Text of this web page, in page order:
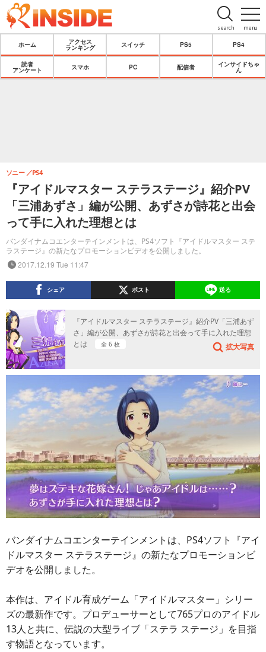
menu
search
ホーム
アクセス
ランキング
スイッチ PS5 PS4
読者
アンケート
スマホ PC 配信者
インサイドちゃ
ん
『アイドルマスター ステラステージ』紹介PV
「三浦あずさ」編が公開、あずさが詩花と出会
って手に入れた理想とは
バンダイナムコエンターテインメントは、PS4ソフト『アイドルマスター ステ
ラステージ』の新たなプロモーションビデオを公開しました。
ソニー PS4
2017.12.19 Tue 11:47
シェア ポスト 送る
『アイドルマスター ステラステージ』紹介PV「三浦あず
さ」編が公開、あずさが詩花と出会って手に入れた理想
とは
全 6 枚 拡大写真
バンダイナムコエンターテインメントは、PS4ソフト『アイ
ドルマスター ステラステージ』の新たなプロモーションビ
デオを公開しました。
本作は、アイドル育成ゲーム「アイドルマスター」シリー
ズの最新作です。プロデューサーとして765プロのアイドル
13人と共に、伝説の大型ライブ「ステラ ステージ」を目指
す物語となっています。